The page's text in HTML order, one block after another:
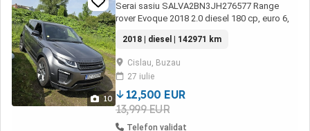
10
Serai sasiu SALVA2BN3JH276577 Range
rover Evoque 2018 2.0 diesel 180 cp, euro 6,
service la timp cu acte doveditoare, recent
schimbat ulei, filtre, ulei la cutie, la grupuri, Ft
întreținută, km reali 142971, fără daune în
istoric, o puteți verifica pe car ...
2018 | diesel | 142971 km
Cislau, Buzau
27 iulie
12,500 EUR
13,999 EUR
Telefon validat